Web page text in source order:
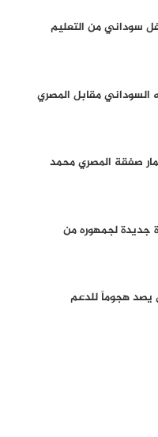
طفل سوداني من التعليم
السوداني مقابل المصري
صفقة المصري محمد
جديدة لجمهوره من
يصد هجوماً للدعم